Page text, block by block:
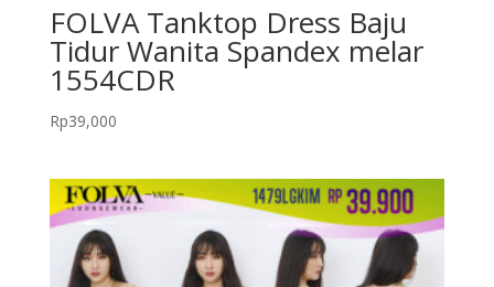
FOLVA Tanktop Dress Baju
Tidur Wanita Spandex melar
1554CDR
Rp39,000